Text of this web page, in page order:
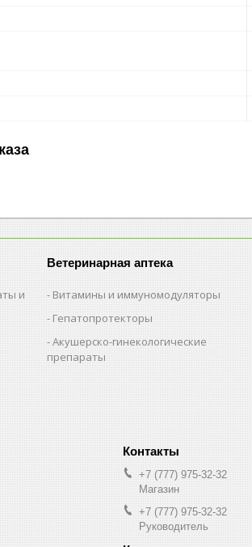
и
Ветеринарная аптека
Витамины и иммуномодуляторы
Гепатопротекторы
Акушерско-гинекологические
препараты
+7 (777) 975-32-32
Магазин
+7 (777) 975-32-32
Руководитель